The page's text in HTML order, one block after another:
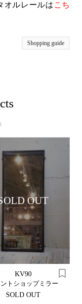
オルレールは こち
Shopping guide
OUT
KV90
トショップミラー
SOLD OUT